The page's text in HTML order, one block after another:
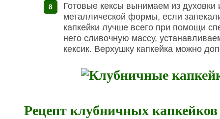
Готовые кексы вынимаем из
металлической формы, если
капкейки лучше всего при помощи
него сливочную массу,
кексик. Верхушку капкейка можно
Рецепт клубничных капкейков